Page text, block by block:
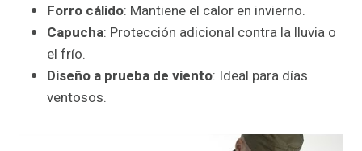
Forro cálido: Mantiene el calor en invierno.
Capucha: Protección adicional contra la lluvia o
el frío.
Diseño a prueba de viento: Ideal para días
ventosos.